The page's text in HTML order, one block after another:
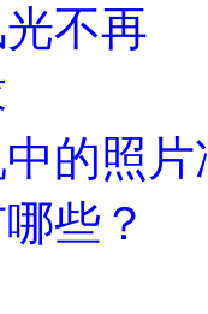
不再
的照
些？